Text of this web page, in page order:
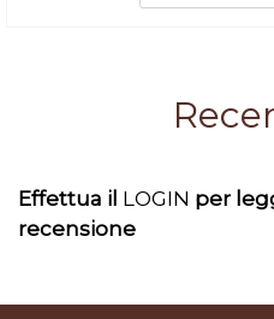
Effettua il LOGIN per
recensione